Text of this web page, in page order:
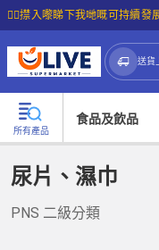
☝🏼㩒入嚟睇下我哋嘅可持續發
送貨
所有產品
食品及飲品
尿片、濕巾
PNS 二級分類